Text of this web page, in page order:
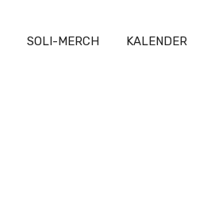
SOLI-MERCH KALENDER